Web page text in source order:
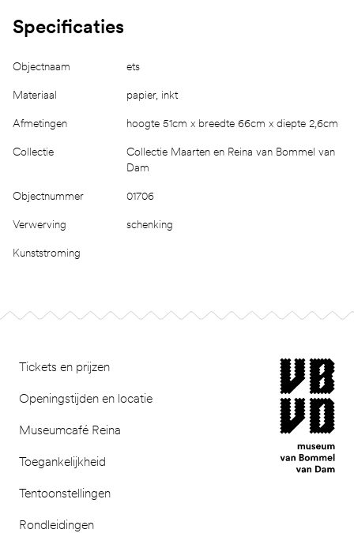
Specificaties
Objectnaam ets
Materiaal papier, inkt
Afmetingen hoogte 51cm x breedte 66cm x diepte 2,6cm
Collectie
Collectie Maarten en Reina van Bommel van
Dam
Objectnummer 01706
Verwerving schenking
Kunststroming
Tickets en prijzen
Openingstijden en locatie
Museumcafé Reina
Toegankelijkheid
Tentoonstellingen
Rondleidingen
museum van